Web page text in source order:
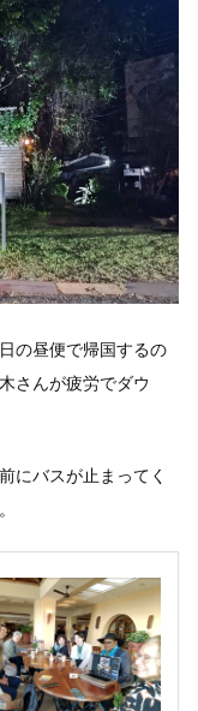
の昼便で帰国するの
さんが疲労でダウ
にバスが止まってく